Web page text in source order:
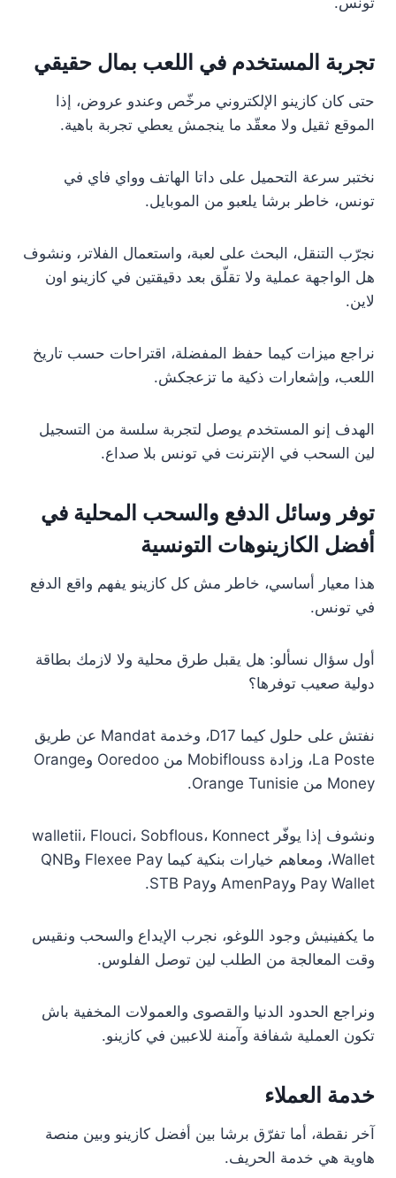
تجربة المستخدم في اللعب بمال حقيقي
حتى كان كازينو الإلكتروني مرخّص وعندو عروض، إذا
الموقع ثقيل ولا معقّد ما ينجمش يعطي تجربة باهية.
نختبر سرعة التحميل على داتا الهاتف وواي فاي في
تونس، خاطر برشا يلعبو من الموبايل.
نجرّب التنقل، البحث على لعبة، واستعمال الفلاتر، ونشوف
هل الواجهة عملية ولا تقلّق بعد دقيقتين في كازينو اون
لاين.
نراجع ميزات كيما حفظ المفضلة، اقتراحات حسب تاريخ
اللعب، وإشعارات ذكية ما تزعجكش.
الهدف إنو المستخدم يوصل لتجربة سلسة من التسجيل
لين السحب في الإنترنت في تونس بلا صداع.
توفر وسائل الدفع والسحب المحلية في
أفضل الكازينوهات التونسية
هذا معيار أساسي، خاطر مش كل كازينو يفهم واقع الدفع
في تونس.
أول سؤال نسألو: هل يقبل طرق محلية ولا لازمك بطاقة
دولية صعيب توفرها؟
نفتش على حلول كيما D17، وخدمة Mandat عن طريق
La Poste، وزادة Mobiflouss من Ooredoo وOrange
Money من Orange Tunisie.
ونشوف إذا يوفّر walletii، Flouci، Sobflous، Konnect
Wallet، ومعاهم خيارات بنكية كيما Flexee Pay وQNB
Pay Wallet وAmenPay وSTB Pay.
ما يكفينيش وجود اللوغو، نجرب الإيداع والسحب ونقيس
وقت المعالجة من الطلب لين توصل الفلوس.
ونراجع الحدود الدنيا والقصوى والعمولات المخفية باش
تكون العملية شفافة وآمنة للاعبين في كازينو.
خدمة العملاء
آخر نقطة، أما تفرّق برشا بين أفضل كازينو وبين منصة
هاوية هي خدمة الحريف.